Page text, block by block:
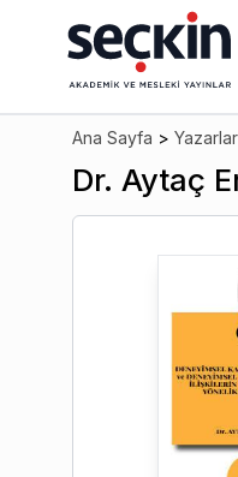
Ana Sayfa > Yazarlar
Dr. Aytaç